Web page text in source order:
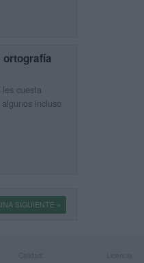
ortografía
cuesta
incluso
SIGUIENTE »